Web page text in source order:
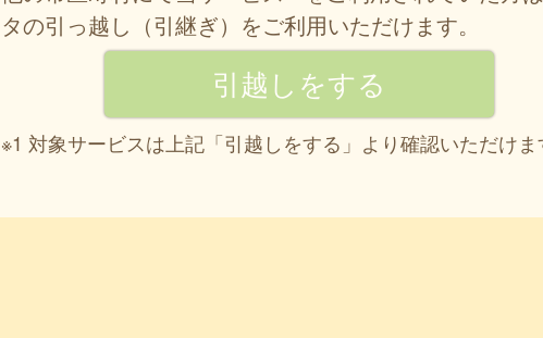
タの引っ越し（引継ぎ）をご利用いただけます。
※1 対象サービスは上記「引越しをする」より確認いただけま